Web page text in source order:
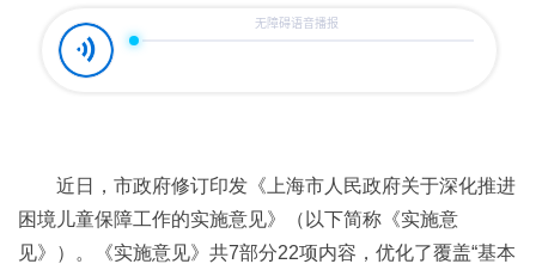
近日，市政府修订印发《上海市人民政府关于深化推进
困境儿童保障工作的实施意见》（以下简称《实施意
见》）。《实施意见》共7部分22项内容，优化了覆盖“基本